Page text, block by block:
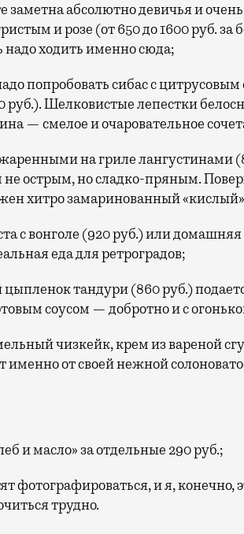
заметна абсолютно девичья и
и розе (от 650 до 1600 руб. за
надо ходить именно сюда;
попробовать сибас с
руб.). Шелковистые лепестки
— смелое и очаровательное
на гриле лангустинами
не острым, но сладко-пряным.
хитро замаринованный
с вонголе (920 руб.) или
еда для ретроградов;
тандури (860 руб.)
соусом — добротно и с
чизкейк, крем из вареной
именно от своей нежной
и масло» за отдельные 290 руб.;
фотографироваться, и я, конечно,
трудно.